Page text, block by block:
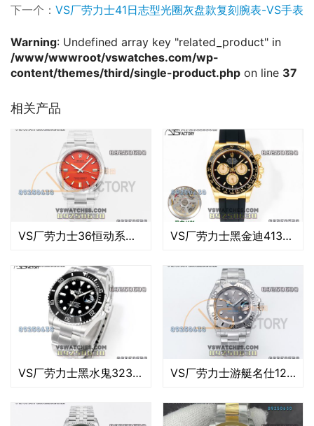
下一个： VS厂劳力士41日志型光圈灰盘款复刻腕表-VS手表
Warning: Undefined array key "related_product" in
/www/wwwroot/vswatches.com/wp-
content/themes/third/single-product.php on line 37
相关产品
VS厂劳力士36恒动系列蓝复刻腕表-VS手表 VS厂劳力士黑金迪4131款复刻表
VS厂劳力士黑水鬼3235款复刻腕表-VS手表 VS厂劳力士游艇名仕126622-0001复刻腕表-VS手表